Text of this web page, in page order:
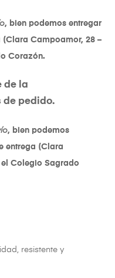
, bien podemos entregar
(Clara Campoamor, 28 –
Corazón.
de la
de pedido.
, bien podemos
entrega (Clara
Colegio Sagrado
resistente y